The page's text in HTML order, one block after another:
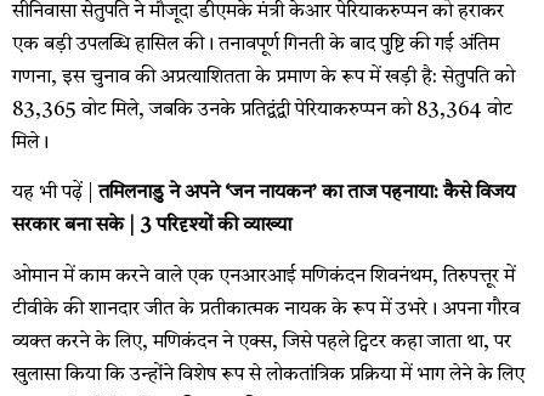
सीनिवासा सेतुपति ने मौजूदा डीएमके मंत्री केआर पेरियाकरुप्पन को हराकर
एक बड़ी उपलब्धि हासिल की। तनावपूर्ण गिनती के बाद पुष्टि की गई अंतिम
गणना, इस चुनाव की अप्रत्याशितता के प्रमाण के रूप में खड़ी है: सेतुपति को
83,365 वोट मिले, जबकि उनके प्रतिद्वंद्वी पेरियाकरुप्पन को 83,364 वोट
मिले।
यह भी पढ़ें |तमिलनाडु ने अपने ‘जन नायकन’ का ताज पहनाया: कैसे विजय
सरकार बना सके | 3 परिदृश्यों की व्याख्या
ओमान में काम करने वाले एक एनआरआई मणिकंदन शिवनंथम, तिरुपत्तूर में
टीवीके की शानदार जीत के प्रतीकात्मक नायक के रूप में उभरे। अपना गौरव
व्यक्त करने के लिए, मणिकंदन ने एक्स, जिसे पहले ट्विटर कहा जाता था, पर
खुलासा किया कि उन्होंने विशेष रूप से लोकतांत्रिक प्रक्रिया में भाग लेने के लिए